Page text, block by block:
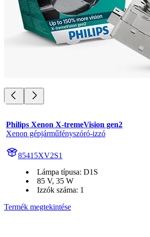
Philips Xenon X-tremeVision gen2
Xenon gépjárműfényszóró-izzó
85415XV2S1
Lámpa típusa: D1S
85 V, 35 W
Izzók száma: 1
Termék megtekintése